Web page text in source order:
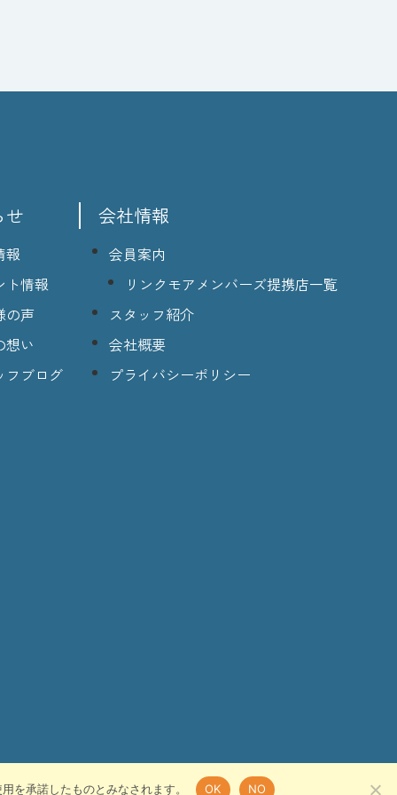
せ
報
ト情報
の声
想い
フブログ
会社情報
会員案内
リンクモアメンバーズ提携店一覧
スタッフ紹介
会社概要
プライバシーポリシー
を承諾したものとみなされます。 OK NO